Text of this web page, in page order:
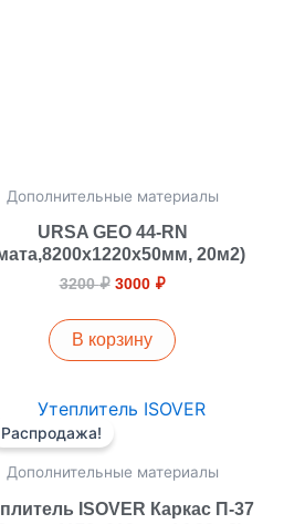
Дополнительные материалы
URSA GEO 44-RN
20м2)
3200₽ 3000 ₽
В корзину
Распродажа!
Дополнительные материалы
ISOVER Каркас П-37
Диапазон
3200 ₽
Этот
товар
имеет